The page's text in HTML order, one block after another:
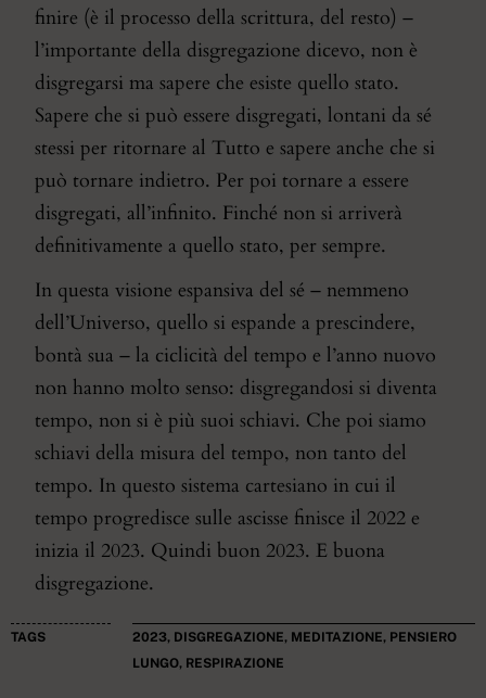
finire (è il processo della scrittura, del resto) –
l’importante della disgregazione dicevo, non è
disgregarsi ma sapere che esiste quello stato.
Sapere che si può essere disgregati, lontani da sé
stessi per ritornare al Tutto e sapere anche che si
può tornare indietro. Per poi tornare a essere
disgregati, all’infinito. Finché non si arriverà
definitivamente a quello stato, per sempre.
In questa visione espansiva del sé – nemmeno
dell’Universo, quello si espande a prescindere,
bontà sua – la ciclicità del tempo e l’anno nuovo
non hanno molto senso: disgregandosi si diventa
tempo, non si è più suoi schiavi. Che poi siamo
schiavi della misura del tempo, non tanto del
tempo. In questo sistema cartesiano in cui il
tempo progredisce sulle ascisse finisce il 2022 e
inizia il 2023. Quindi buon 2023. E buona
disgregazione.
TAGS 2023, DISGREGAZIONE, MEDITAZIONE, PENSIERO
LUNGO, RESPIRAZIONE